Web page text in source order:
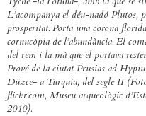
L’acompanya el déu-nadó Plutos,
prosperitat. Porta una corona
cornucòpia de l’abundància. El
del rem i la mà que el portava
Prové de la ciutat Prusias ad
Düzce- a Turquia, del segle II
flickr.com, Museu arqueològic
2010).